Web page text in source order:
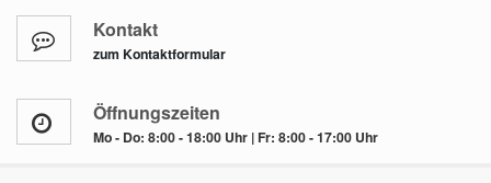
Kontakt
zum Kontaktformular
Öffnungszeiten
Mo - Do: 8:00 - 18:00 Uhr | Fr: 8:00 - 17:00 Uhr